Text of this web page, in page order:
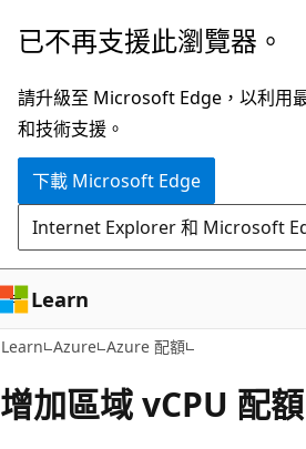
跳
主
要
內
已不再支援此瀏覽器。
請升級至 Microsoft Edge，以利用
和技術支援。
下載 Microsoft Edge
Internet Explorer 和 Microsoft
Learn
Learn Azure Azure 配額
增加區域 vCPU 配額